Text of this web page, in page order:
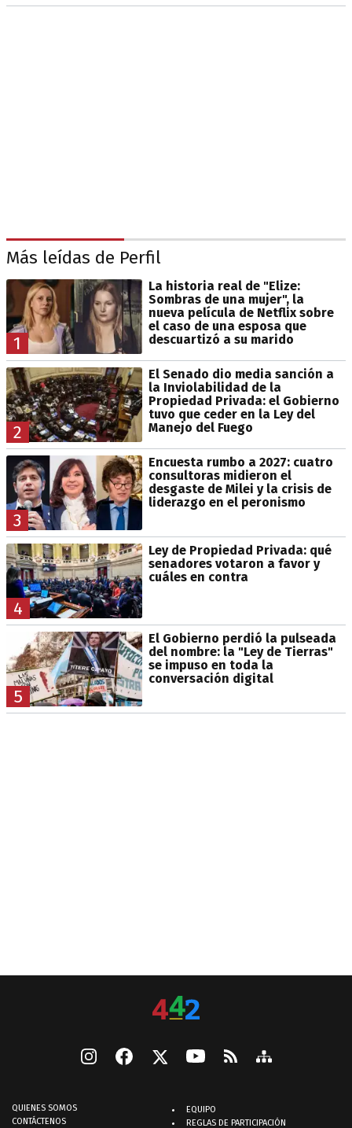
Más leídas de Perfil
1
La historia real de "Elize:
Sombras de una mujer", la
nueva película de Netflix sobre
el caso de una esposa que
descuartizó a su marido
2
El Senado dio media sanción a
la Inviolabilidad de la
Propiedad Privada: el Gobierno
tuvo que ceder en la Ley del
Manejo del Fuego
3
Encuesta rumbo a 2027: cuatro
consultoras midieron el
desgaste de Milei y la crisis de
liderazgo en el peronismo
4
Ley de Propiedad Privada: qué
senadores votaron a favor y
cuáles en contra
5
El Gobierno perdió la pulseada
del nombre: la "Ley de Tierras"
se impuso en toda la
conversación digital
QUIENES SOMOS
CONTÁCTENOS
EQUIPO
REGLAS DE PARTICIPACIÓN